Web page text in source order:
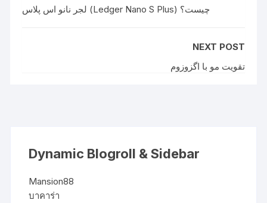
لجر نانو اس پلاس (Ledger Nano S Plus) چیست؟
NEXT POST
تقویت مو با اگزوزوم
Dynamic Blogroll & Sidebar
Mansion88
บาคาร่า